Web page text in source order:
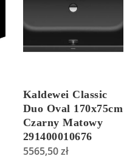
Kaldewei Classic
Duo Oval 170x75cm
Czarny Matowy
291400010676
5565,50zł